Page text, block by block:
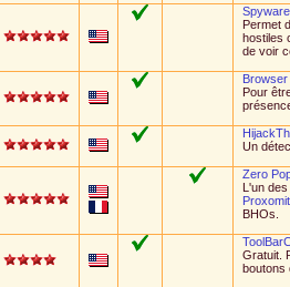
Permet
hostiles
de voir
Pour
Un
Zero
L'un
BHOs.
Gratuit.
boutons